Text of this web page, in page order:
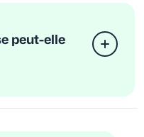
peut-elle